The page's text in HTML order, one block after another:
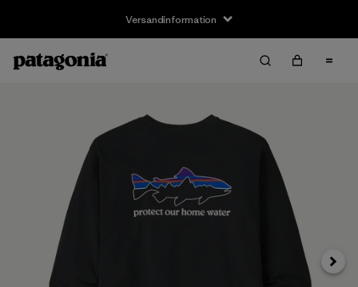
Versandinformation